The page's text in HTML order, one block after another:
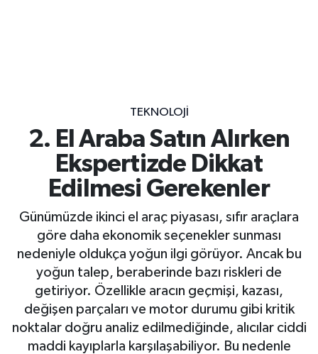
TEKNOLOJI
2. El Araba Satın Alırken
Ekspertizde Dikkat
Edilmesi Gerekenler
Günümüzde ikinci el araç piyasası, sıfır araçlara
göre daha ekonomik seçenekler sunması
nedeniyle oldukça yoğun ilgi görüyor. Ancak bu
yoğun talep, beraberinde bazı riskleri de
getiriyor. Özellikle aracın geçmişi, kazası,
değişen parçaları ve motor durumu gibi kritik
noktalar doğru analiz edilmediğinde, alıcılar ciddi
maddi kayıplarla karşılaşabiliyor. Bu nedenle